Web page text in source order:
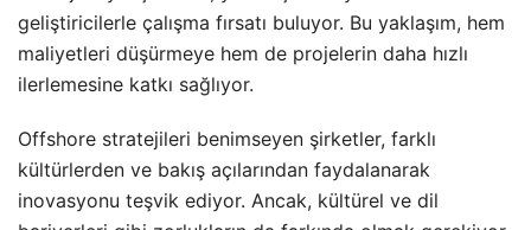
geliştiricilerle çalışma fırsatı buluyor. Bu yaklaşım, hem
maliyetleri düşürmeye hem de projelerin daha hızlı
ilerlemesine katkı sağlıyor.
Offshore stratejileri benimseyen şirketler, farklı
kültürlerden ve bakış açılarından faydalanarak
inovasyonu teşvik ediyor. Ancak, kültürel ve dil